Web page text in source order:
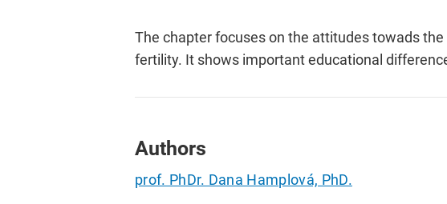
The chapter focuses on the attitudes towads
fertility. It shows important educational
Authors
prof. PhDr. Dana Hamplová, PhD.